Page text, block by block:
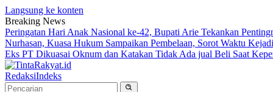
Langsung ke konten
Breaking News
Peringatan Hari Anak Nasional ke-42, Bupati Arie Tekankan
Nurhasan, Kuasa Hukum Sampaikan Pembelaan, Sorot Waktu
Eks PT Dikuasai Oknum dan Katakan Tidak Ada jual Beli Saat
RedaksiIndeks